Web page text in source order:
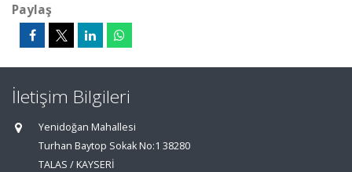
Paylaş
İletişim Bilgileri
Yenidoğan Mahallesi
Turhan Baytop Sokak No:1 38280
TALAS / KAYSERİ